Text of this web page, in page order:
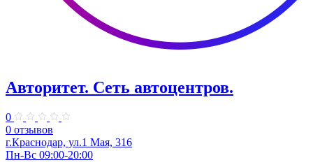
Авторитет. ​Сеть автоцентров.
0
0 отзывов
г.Краснодар, ул.​1 Мая, 316
Пн-Вс 09:00-20:00